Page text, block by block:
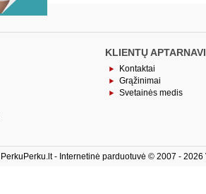
KLIENTŲ
Kontaktai
Grąžinimai
Svetainės medis
PerkuPerku.lt - Internetinė parduotuvė © 2007 -